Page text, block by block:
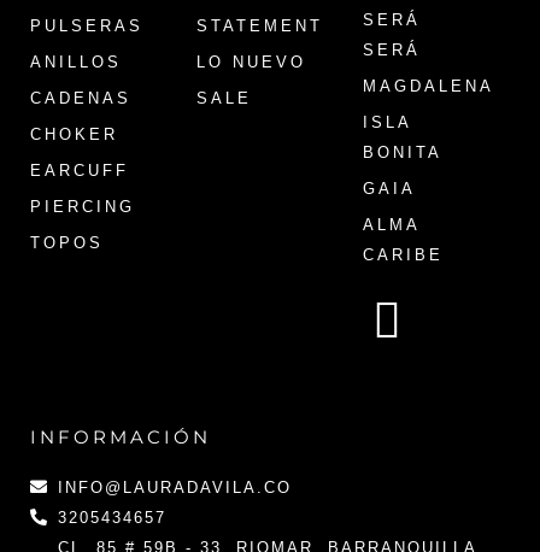
PULSERAS
ANILLOS
CADENAS
CHOKER
EARCUFF
PIERCING
TOPOS
STATEMENT
LO NUEVO
SALE
SERÁ
SERÁ
MAGDALENA
ISLA
BONITA
GAIA
ALMA
CARIBE
INFORMACIÓN
INFO@LAURADAVILA.CO
3205434657
CL. 85 # 59B - 33, RIOMAR, BARRANQUILLA,